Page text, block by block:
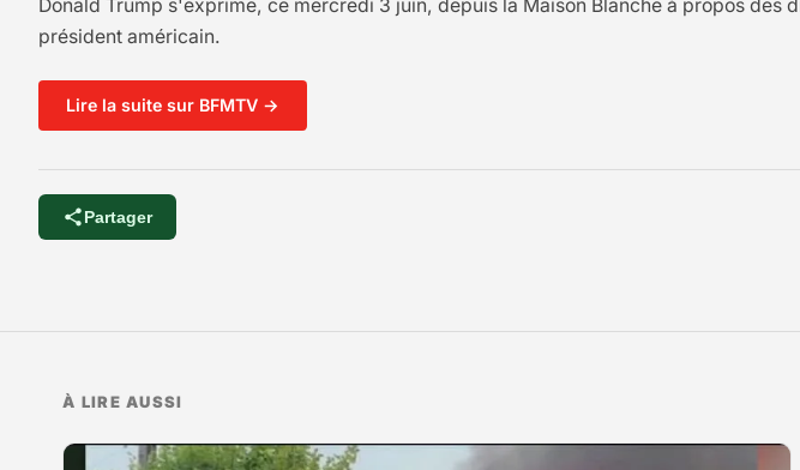
Donald Trump s'exprime, ce mercredi 3 juin, depuis la Maison Blanche à propos
président américain.
Lire la suite sur BFMTV →
Partager
À LIRE AUSSI